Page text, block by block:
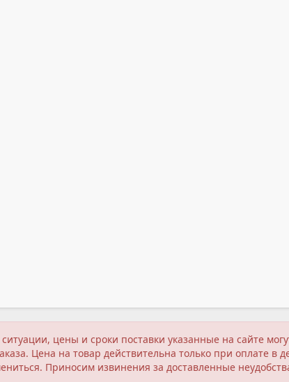
цены и сроки поставки указанные на сайте
Цена на товар действительна только при оплате
Приносим извинения за доставленные